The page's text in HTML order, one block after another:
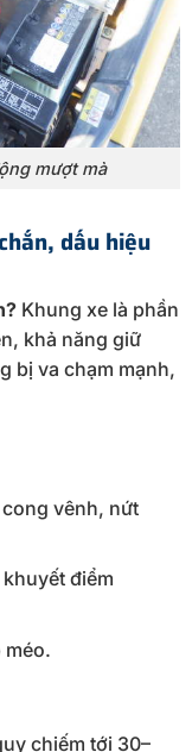
mượt mà
dấu hiệu
Khung xe là phần
khả năng giữ
bị va chạm mạnh,
vênh, nứt
điểm
méo.
chiếm tới 30–